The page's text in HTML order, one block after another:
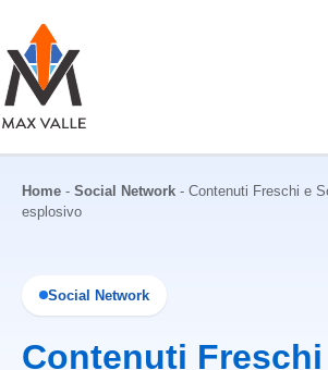
contenuto
Home - Social Network - Contenuti Freschi e
esplosivo
Social Network
Contenuti